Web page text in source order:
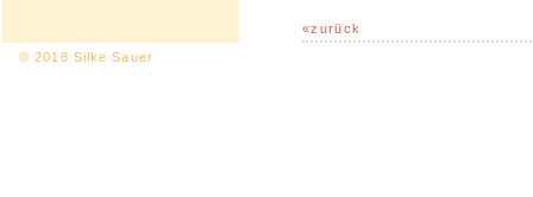
«zurück
© 2018 Silke Sauer